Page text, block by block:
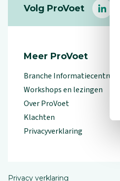
Volg ProVoet
Meer ProVoet
Branche Informatiecentrum
Workshops en lezingen
Over ProVoet
Klachten
Privacyverklaring
Privacy verklaring